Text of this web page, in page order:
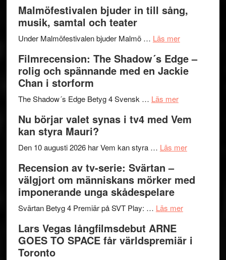
terräng
på
Endre,
Roland
Pöntinen
Artipelag
Malmöfestivalen bjuder in till sång,
musik, samtal och teater
Under Malmöfestivalen bjuder Malmö … Läs merom
bjuder
in
samtal
teater
Filmrecension: The Shadow´s Edge –
rolig och spännande med en Jackie
Chan i storform
The Shadow´s Edge Betyg 4 Svensk … Läs merom
The
´s
rolig
spännande
Jackie
Nu börjar valet synas i tv4 med Vem
kan styra Mauri?
Den 10 augusti 2026 har Vem kan styra … Läs merom
valet
Vem
Recension av tv-serie: Svärtan –
välgjort om människans mörker med
imponerande unga skådespelare
Svärtan Betyg 4 Premiär på SVT Play: … Läs merom
tv-
Lars Vegas långfilmsdebut ARNE
GOES TO SPACE får världspremiär i
Toronto